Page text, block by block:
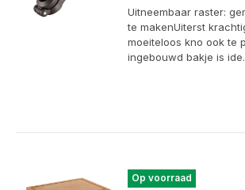
Uitneembaar raster:
te makenUiterst
moeiteloos kno ook te
ingebouwd bakje is
Op voorraad